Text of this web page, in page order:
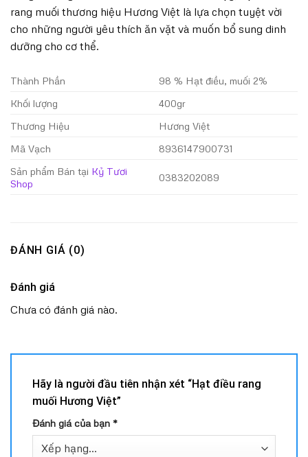
rang muối thương hiệu Hương Việt là lựa chọn tuyệt vời
cho những người yêu thích ăn vặt và muốn bổ sung dinh
dưỡng cho cơ thể.
Thành Phần
98 % Hạt điều, muối 2%
Khối lượng
400gr
Thương Hiệu
Hương Việt
Mã Vạch
8936147900731
Sản phẩm Bán tại Kỷ Tươi
Shop
0383202089
ĐÁNH GIÁ (0)
Đánh giá
Chưa có đánh giá nào.
Hãy là người đầu tiên nhận xét “Hạt điều rang
muối Hương Việt”
Đánh giá của bạn *